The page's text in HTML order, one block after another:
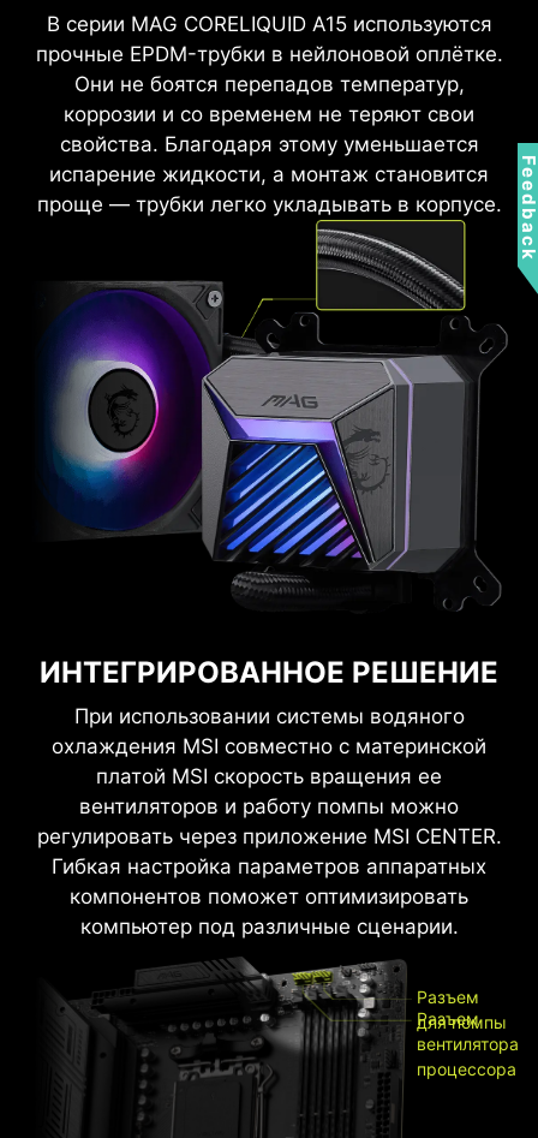
В серии MAG CORELIQUID A15 используются
прочные EPDM-трубки в нейлоновой оплётке.
Они не боятся перепадов температур,
коррозии и со временем не теряют свои
свойства. Благодаря этому уменьшается
испарение жидкости, а монтаж становится
проще — трубки легко укладывать в корпусе.
ИНТЕГРИРОВАННОЕ РЕШЕНИЕ
При использовании системы водяного
охлаждения MSI совместно с материнской
платой MSI скорость вращения ее
вентиляторов и работу помпы можно
регулировать через приложение MSI CENTER.
Гибкая настройка параметров аппаратных
компонентов поможет оптимизировать
компьютер под различные сценарии.
Разъем
для помпы
Разъем
вентилятора
процессора